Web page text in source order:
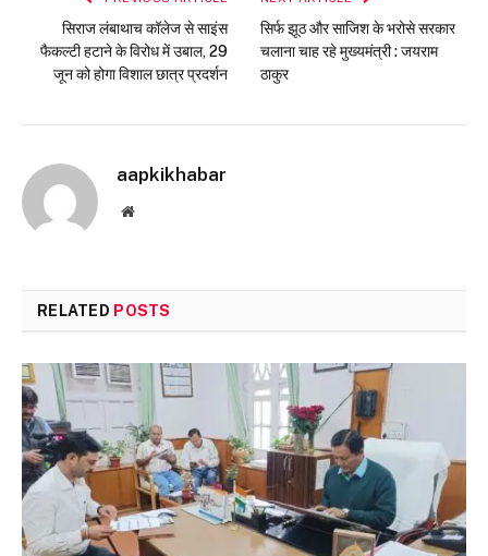
सिराज लंबाथाच कॉलेज से साइंस
फैकल्टी हटाने के विरोध में उबाल, 29
जून को होगा विशाल छात्र प्रदर्शन
सिर्फ झूठ और साजिश के भरोसे सरकार
चलाना चाह रहे मुख्यमंत्री : जयराम
ठाकुर
aapkikhabar
Website
RELATED POSTS